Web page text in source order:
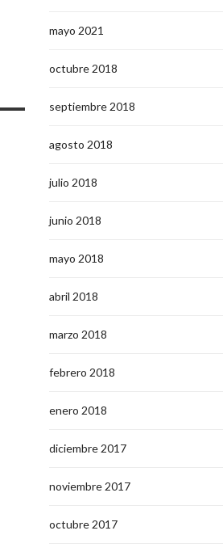
mayo 2021
octubre 2018
septiembre 2018
agosto 2018
julio 2018
junio 2018
mayo 2018
abril 2018
marzo 2018
febrero 2018
enero 2018
diciembre 2017
noviembre 2017
octubre 2017